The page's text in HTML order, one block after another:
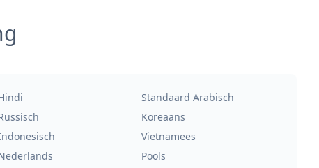
Standaard Arabisch
Koreaans
Vietnamees
Pools